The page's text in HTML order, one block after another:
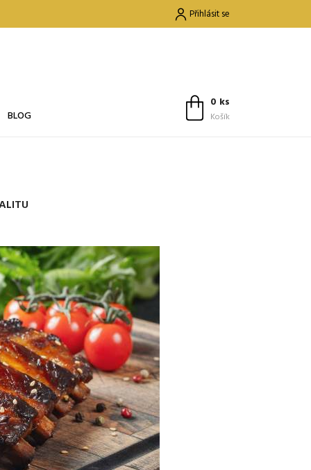
Přihlásit se
BLOG
0 ks
Košík